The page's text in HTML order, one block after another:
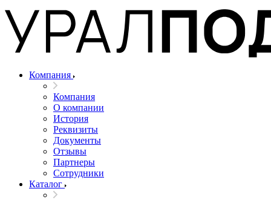
Компания
Компания
О компании
История
Реквизиты
Документы
Отзывы
Партнеры
Сотрудники
Каталог